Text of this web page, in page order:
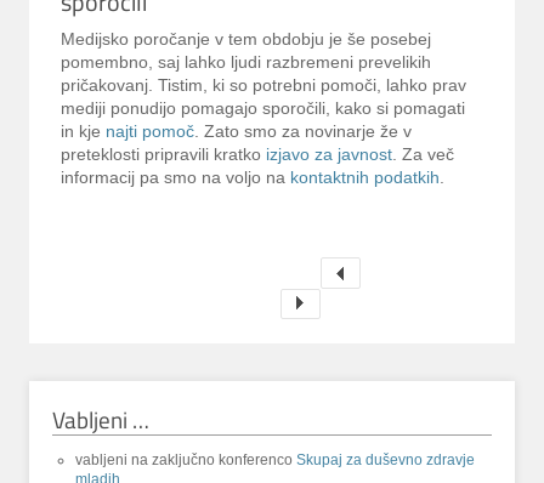
Medijsko poročanje v tem obdobju je še posebej
pomembno, saj lahko ljudi razbremeni prevelikih
pričakovanj. Tistim, ki so potrebni pomoči, lahko prav
mediji ponudijo pomagajo sporočili, kako si pomagati
in kje najti pomoč. Zato smo za novinarje že v
preteklosti pripravili kratko izjavo za javnost. Za več
informacij pa smo na voljo na kontaktnih podatkih.
Vabljeni …
vabljeni na zaključno konferencoSkupaj za duševno zdravje
mladih